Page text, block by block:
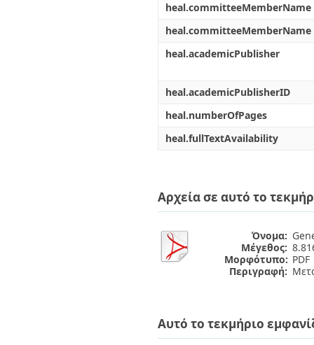
heal.committeeMemberName
heal.committeeMemberName
heal.academicPublisher
heal.academicPublisherID
heal.numberOfPages
heal.fullTextAvailability
Αρχεία σε αυτό το
Όνομα:
Μέγεθος:
Μορφότυπο: PDF
Περιγραφή:
Αυτό το τεκμήριο